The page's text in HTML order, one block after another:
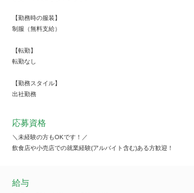
【勤務時の服装】
制服（無料支給）
【転勤】
転勤なし
【勤務スタイル】
出社勤務
応募資格
＼未経験の方もOKです！／
飲食店や小売店での就業経験(アルバイト含む)ある方歓迎！
給与